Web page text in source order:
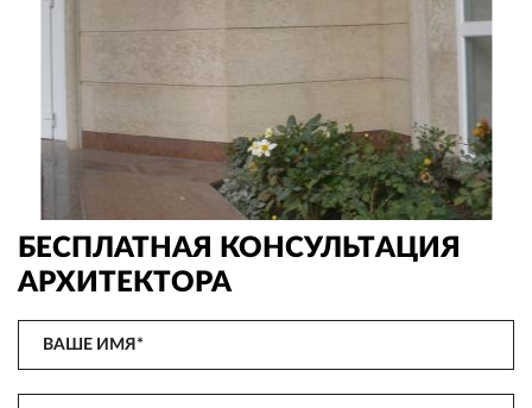
БЕСПЛАТНАЯ КОНСУЛЬТАЦИЯ
АРХИТЕКТОРА